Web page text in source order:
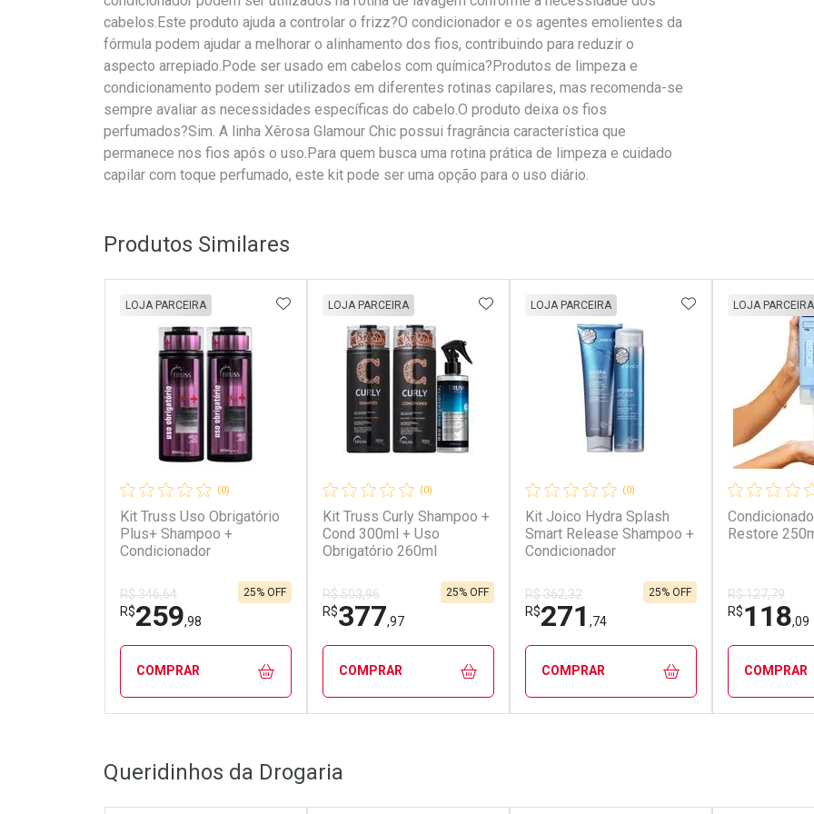
cabelos.Este produto ajuda a controlar o frizz?O condicionador e os agentes emolientes da
fórmula podem ajudar a melhorar o alinhamento dos fios, contribuindo para reduzir o
aspecto arrepiado.Pode ser usado em cabelos com química?Produtos de limpeza e
condicionamento podem ser utilizados em diferentes rotinas capilares, mas recomenda-se
sempre avaliar as necessidades específicas do cabelo.O produto deixa os fios
perfumados?Sim. A linha Xêrosa Glamour Chic possui fragrância característica que
permanece nos fios após o uso.Para quem busca uma rotina prática de limpeza e cuidado
capilar com toque perfumado, este kit pode ser uma opção para o uso diário.
Produtos Similares
(0)
Kit Truss Uso Obrigatório
Plus+ Shampoo +
Condicionador
LOJA PARCEIRA
R$ 346,64
R$259,98
25% OFF
ADICIONAR AOS FAVORITOS
COMPRAR
Laboratório
Por Menos
(0)
Kit Truss Curly Shampoo +
Cond 300ml + Uso
Obrigatório 260ml
LOJA PARCEIRA
R$ 503,96
R$377,97
25% OFF
ADICIONAR AOS FAVORITOS
COMPRAR
Laboratório
Por Menos
(0)
Kit Joico Hydra Splash
Smart Release Shampoo +
Condicionador
LOJA PARCEIRA
R$ 362,32
R$271 ,74
25% OFF
ADICIONAR AOS
COMPRAR
Restore
LOJA PARCEIRA
R$ 127,79
R$118,09
COMPRAR
Queridinhos da Drogaria